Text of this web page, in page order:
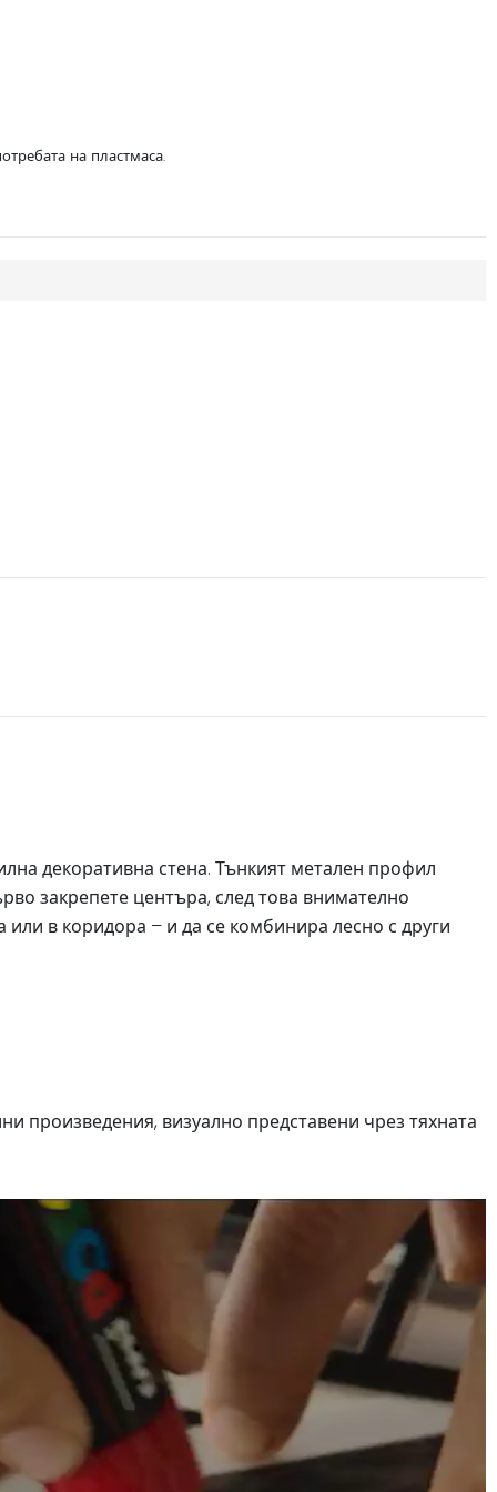
на пластмаса.
декоративна стена. Тънкият метален профил
закрепете центъра, след това внимателно
в коридора – и да се комбинира лесно с други
произведения, визуално представени чрез тяхната